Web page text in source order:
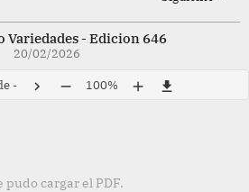
Variedades - Edicion 646
20/02/2026
- chevron_right remove 100% add file_download
pudo cargar el PDF.